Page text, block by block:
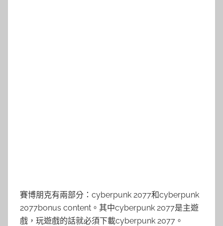
賽博朋克有兩部分：cyberpunk 2077和cyberpunk
2077bonus content。其中cyberpunk 2077是主遊
戲，玩遊戲的話就必須下載cyberpunk 2077。